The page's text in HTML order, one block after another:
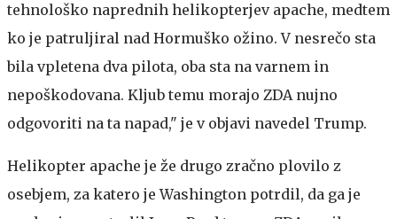
tehnološko naprednih helikopterjev apache, medtem
ko je patruljiral nad Hormuško ožino. V nesrečo sta
bila vpletena dva pilota, oba sta na varnem in
nepoškodovana. Kljub temu morajo ZDA nujno
odgovoriti na ta napad," je v objavi navedel Trump.
Helikopter apache je že drugo zračno plovilo z
osebjem, za katero je Washington potrdil, da ga je